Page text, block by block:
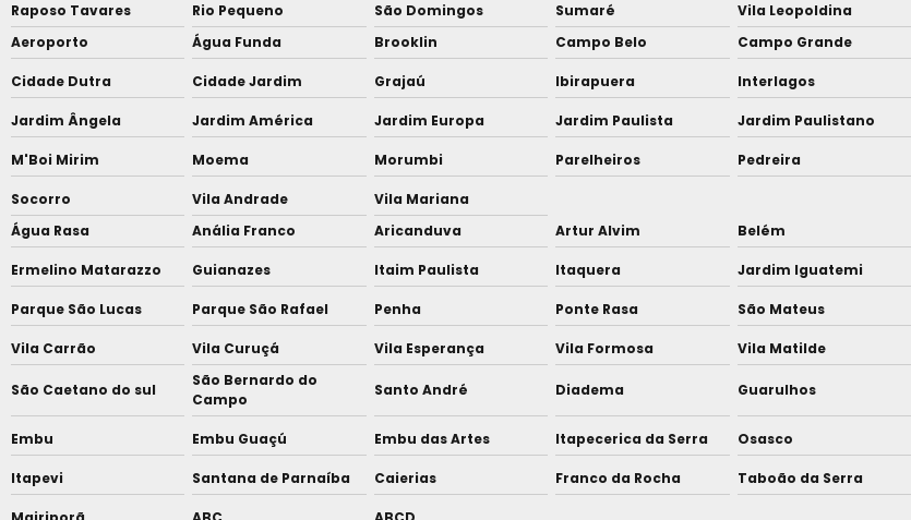
Raposo Tavares Rio Pequeno São Domingos Sumaré Vila Leopoldina
Aeroporto
Água Funda Brooklin Campo Belo Campo Grande
Cidade Dutra Cidade Jardim Grajaú Ibirapuera Interlagos
Jardim Ângela Jardim América Jardim Europa Jardim Paulista Jardim Paulistano
M'Boi Mirim Moema Morumbi Parelheiros Pedreira
Socorro Vila Andrade
Vila Mariana
Água Rasa
Anália Franco Aricanduva Artur Alvim Belém
Ermelino Matarazzo Guianazes Itaim Paulista Itaquera Jardim Iguatemi
Parque São Lucas Parque São Rafael Penha Ponte Rasa São Mateus
Vila Carrão Vila Curuçá Vila Esperança Vila Formosa Vila Matilde
São Caetano do sul
São Bernardo do
Campo
Santo André Diadema Guarulhos
Embu Embu Guaçú Embu das Artes Itapecerica da Serra Osasco
Itapevi Santana de Parnaíba Caierias Franco da Rocha Taboão da Serra